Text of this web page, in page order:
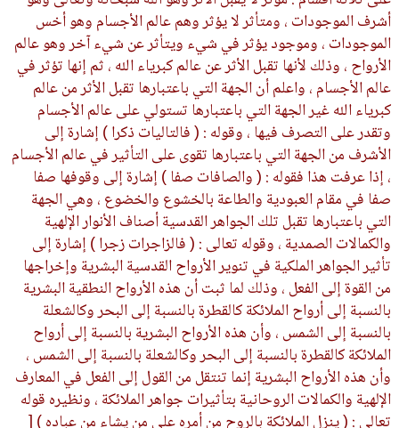
أشرف الموجودات ، ومتأثر لا يؤثر وهم عالم الأجسام وهو أخس
الموجودات ، وموجود يؤثر في شيء ويتأثر عن شيء آخر وهو عالم
الأرواح ، وذلك لأنها تقبل الأثر عن عالم كبرياء الله ، ثم إنها تؤثر في
عالم الأجسام ، واعلم أن الجهة التي باعتبارها تقبل الأثر من عالم
كبرياء الله غير الجهة التي باعتبارها تستولي على عالم الأجسام
وتقدر على التصرف فيها ، وقوله : ( فالتاليات ذكرا ) إشارة إلى
الأشرف من الجهة التي باعتبارها تقوى على التأثير في عالم الأجسام
، إذا عرفت هذا فقوله : ( والصافات صفا ) إشارة إلى وقوفها صفا
صفا في مقام العبودية والطاعة بالخشوع والخضوع ، وهي الجهة
التي باعتبارها تقبل تلك الجواهر القدسية أصناف الأنوار الإلهية
والكمالات الصمدية ، وقوله تعالى : ( فالزاجرات زجرا ) إشارة إلى
تأثير الجواهر الملكية في تنوير الأرواح القدسية البشرية وإخراجها
من القوة إلى الفعل ، وذلك لما ثبت أن هذه الأرواح النطقية البشرية
بالنسبة إلى أرواح الملائكة كالقطرة بالنسبة إلى البحر وكالشعلة
بالنسبة إلى الشمس ، وأن هذه الأرواح البشرية بالنسبة إلى أرواح
الملائكة كالقطرة بالنسبة إلى البحر وكالشعلة بالنسبة إلى الشمس ،
وأن هذه الأرواح البشرية إنما تنتقل من القول إلى الفعل في المعارف
الإلهية والكمالات الروحانية بتأثيرات جواهر الملائكة ، ونظيره قوله
تعالى : ( ينزل الملائكة بالروح من أمره على من يشاء من عباده ) [